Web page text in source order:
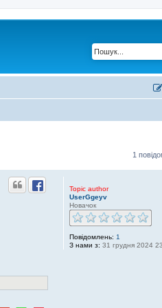
1
Topic author
UserGgeyv
Новачок
Повідомлень: 1
З нами з: 31 грудня 2024